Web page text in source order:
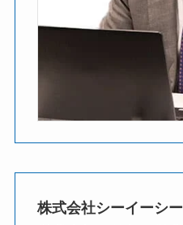
株式会社シーイーシー